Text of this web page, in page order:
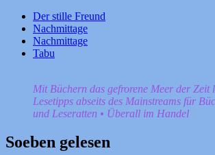
Der stille Freund
Nachmittage
Nachmittage
Tabu
Mit Büchern das gefrorene Meer der Zeit
Lesetipps abseits des Mainstreams für
und Leseratten • Überall im Handel
Soeben gelesen